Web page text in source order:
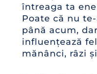
întreaga ta
Poate că nu
până acum,
influențează
mănânci, râzi